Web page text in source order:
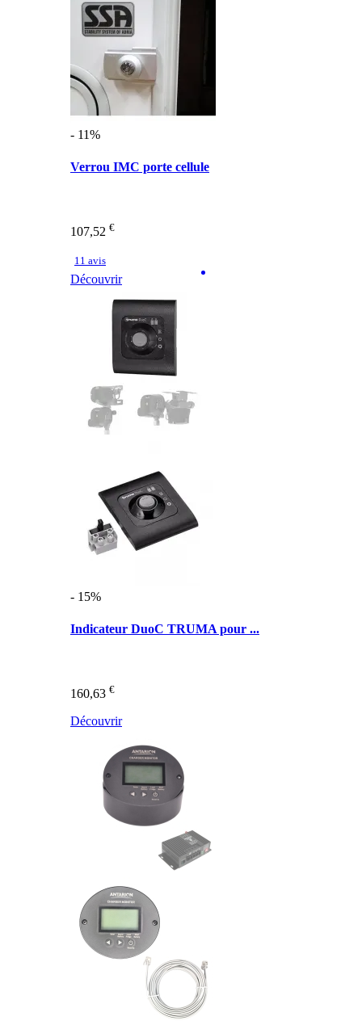
- 11%
Verrou IMC porte cellule
107,52 €
11 avis
Découvrir
- 15%
Indicateur DuoC TRUMA pour ...
160,63 €
Découvrir